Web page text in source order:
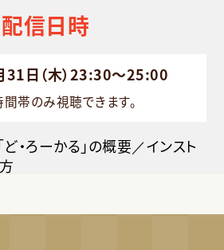
配信日時
日（木）23:30～25:00
帯のみ視聴できます。
・ろーかる」の概要／インスト